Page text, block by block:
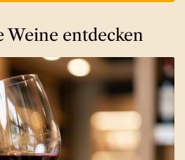
Weine entdecken